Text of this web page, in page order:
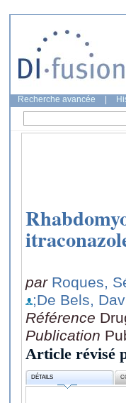
Recherche avancée
par Roques,
;De Bels,
Référence
Publication
Article révisé
DÉTAILS